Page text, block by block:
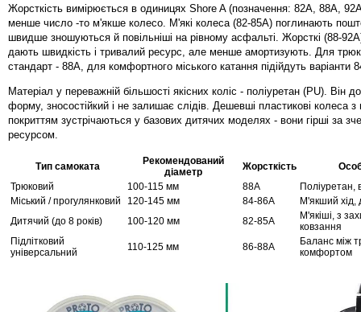
Жорсткість вимірюється в одиницях Shore A (позначення: 82A, 88A,
менше число -то м'якше колесо. М'які колеса (82-85A) поглинають
швидше зношуються й повільніші на рівному асфальті. Жорсткі (88-
дають швидкість і тривалий ресурс, але менше амортизують. Для
стандарт - 88A, для комфортного міського катання підійдуть варіанти
Матеріал у переважній більшості якісних коліс - поліуретан (PU). Він
форму, зносостійкий і не залишає слідів. Дешевші пластикові колеса
покриттям зустрічаються у базових дитячих моделях - вони гірші за
ресурсом.
Тип самоката
Рекомендований
діаметр
Жорсткість
Трюковий
100-115 мм 88A
Поліуретан,
Міський / прогулянковий
120-145 мм 84-86A
М'якший хід,
Дитячий (до 8 років)
100-120 мм 82-85A
М'якіші, з
ковзання
Підлітковий
універсальний
110-125 мм 86-88A
Баланс між
комфортом